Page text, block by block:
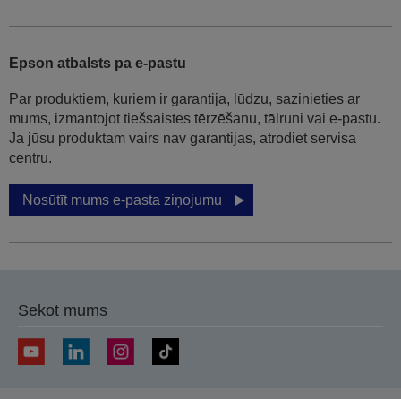
Epson atbalsts pa e-pastu
Par produktiem, kuriem ir garantija, lūdzu, sazinieties ar
mums, izmantojot tiešsaistes tērzēšanu, tālruni vai e-pastu.
Ja jūsu produktam vairs nav garantijas, atrodiet servisa
centru.
Nosūtīt mums e-pasta ziņojumu
Sekot mums